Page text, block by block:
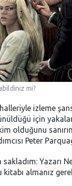
mi?
izleme
için
olduğunu
Peter
Yazarı
kitabı almanız